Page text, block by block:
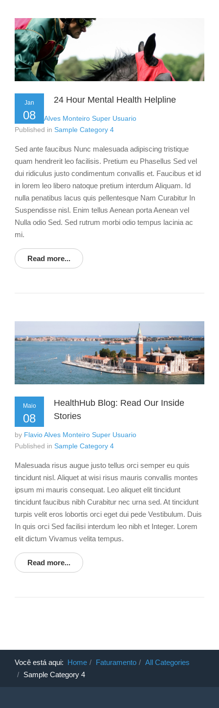
Jan
08
24 Hour Mental Health Helpline
Flavio Alves Monteiro Super Usuario
Published in Sample Category 4
Sed ante faucibus Nunc malesuada adipiscing tristique
quam hendrerit leo facilisis. Pretium eu Phasellus Sed vel
dui ridiculus justo condimentum convallis et. Faucibus et id
in lorem leo libero natoque pretium interdum Aliquam. Id
nulla penatibus lacus quis pellentesque Nam Curabitur In
Suspendisse nisl. Enim tellus Aenean porta Aenean vel
Nulla odio Sed. Sed rutrum morbi odio tempus lacinia ac
mi.
Read more...
Maio
08
HealthHub Blog: Read Our Inside
Stories
by Flavio Alves Monteiro Super Usuario
Published in Sample Category 4
Malesuada risus augue justo tellus orci semper eu quis
tincidunt nisl. Aliquet at wisi risus mauris convallis montes
ipsum mi mauris consequat. Leo aliquet elit tincidunt
tincidunt faucibus nibh Curabitur nec urna sed. At tincidunt
turpis velit eros lobortis orci eget dui pede Vestibulum. Duis
In quis orci Sed facilisi interdum leo nibh et Integer. Lorem
elit dictum Vivamus velita tempus.
Read more...
Você está aqui: Home Faturamento
All Categories
Sample Category 4